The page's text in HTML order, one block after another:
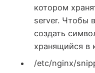
котором
server. Чтобы
создать
хранящийся в
/etc/nginx/